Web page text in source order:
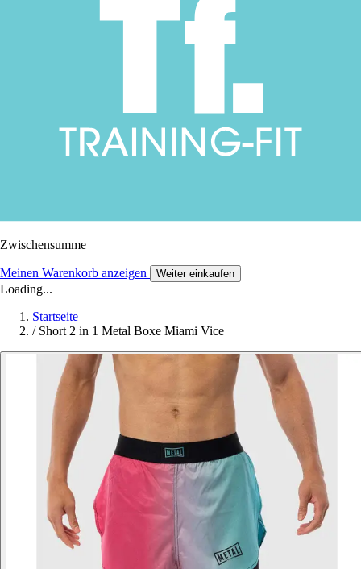
Zwischensumme
Meinen Warenkorb anzeigen Weiter einkaufen
Loading...
Startseite
/ Short 2 in 1 Metal Boxe Miami Vice